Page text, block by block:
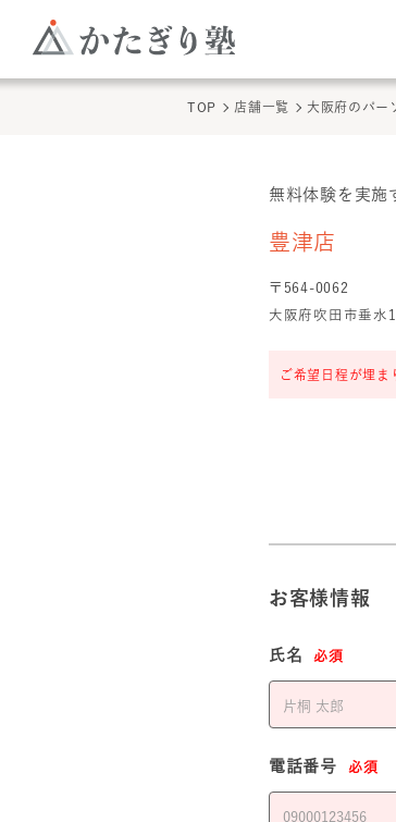
TOP 店舗一覧 大阪府のパー
無料体験を実施
豊津店の無料体験
豊津店
〒 564-0062
大阪府吹田市垂水
ご希望日程が埋ま
お客様情報
氏名 必須
電話番号 必須